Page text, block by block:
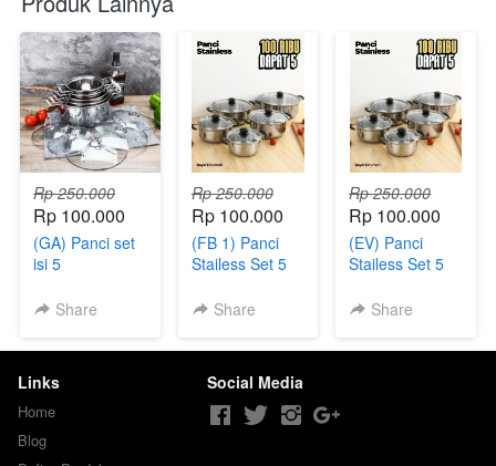
Rp 250.000
Rp 100.000
(GA) Panci set
isi 5
Share
Rp 250.000
Rp 100.000
(FB 1) Panci
Stailess Set 5
Share
Rp 250.000
Rp 100.000
(EV) Panci
Stailess Set 5
Share
Links
Home
Blog
Social Media